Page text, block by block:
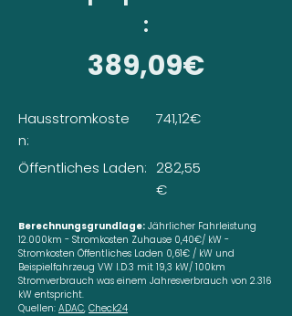
:
389,09€
Hausstromkoste
n:
Öffentliches Laden:
741,12€
282,55
€
Berechnungsgrundlage: Jährlicher Fahrleistung
12.000km - Stromkosten Zuhause 0,40€/ kW -
Stromkosten Öffentliches Laden 0,61€ / kW und
Beispielfahrzeug VW I.D.3 mit 19,3 kW/ 100km
Stromverbrauch was einem Jahresverbrauch von 2.316
kW entspricht.
Quellen: ADAC, Check24